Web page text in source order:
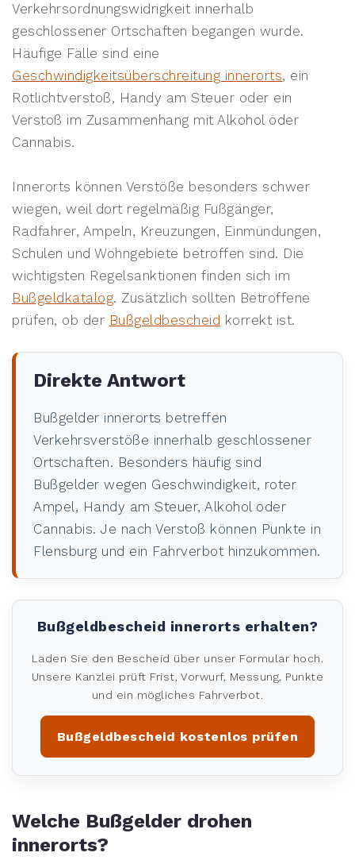
Verkehrsordnungswidrigkeit innerhalb
geschlossener Ortschaften begangen wurde.
Häufige Fälle sind eine
Geschwindigkeitsüberschreitung innerorts, ein
Rotlichtverstoß, Handy am Steuer oder ein
Verstoß im Zusammenhang mit Alkohol oder
Cannabis.
Innerorts können Verstöße besonders schwer
wiegen, weil dort regelmäßig Fußgänger,
Radfahrer, Ampeln, Kreuzungen, Einmündungen,
Schulen und Wohngebiete betroffen sind. Die
wichtigsten Regelsanktionen finden sich im
Bußgeldkatalog. Zusätzlich sollten Betroffene
prüfen, ob der Bußgeldbescheid korrekt ist.
Direkte Antwort
Bußgelder innerorts betreffen
Verkehrsverstöße innerhalb geschlossener
Ortschaften. Besonders häufig sind
Bußgelder wegen Geschwindigkeit, roter
Ampel, Handy am Steuer, Alkohol oder
Cannabis. Je nach Verstoß können Punkte in
Flensburg und ein Fahrverbot hinzukommen.
Bußgeldbescheid innerorts erhalten?
Laden Sie den Bescheid über unser Formular hoch.
Unsere Kanzlei prüft Frist, Vorwurf, Messung, Punkte
und ein mögliches Fahrverbot.
Bußgeldbescheid kostenlos prüfen
Welche Bußgelder drohen
innerorts?